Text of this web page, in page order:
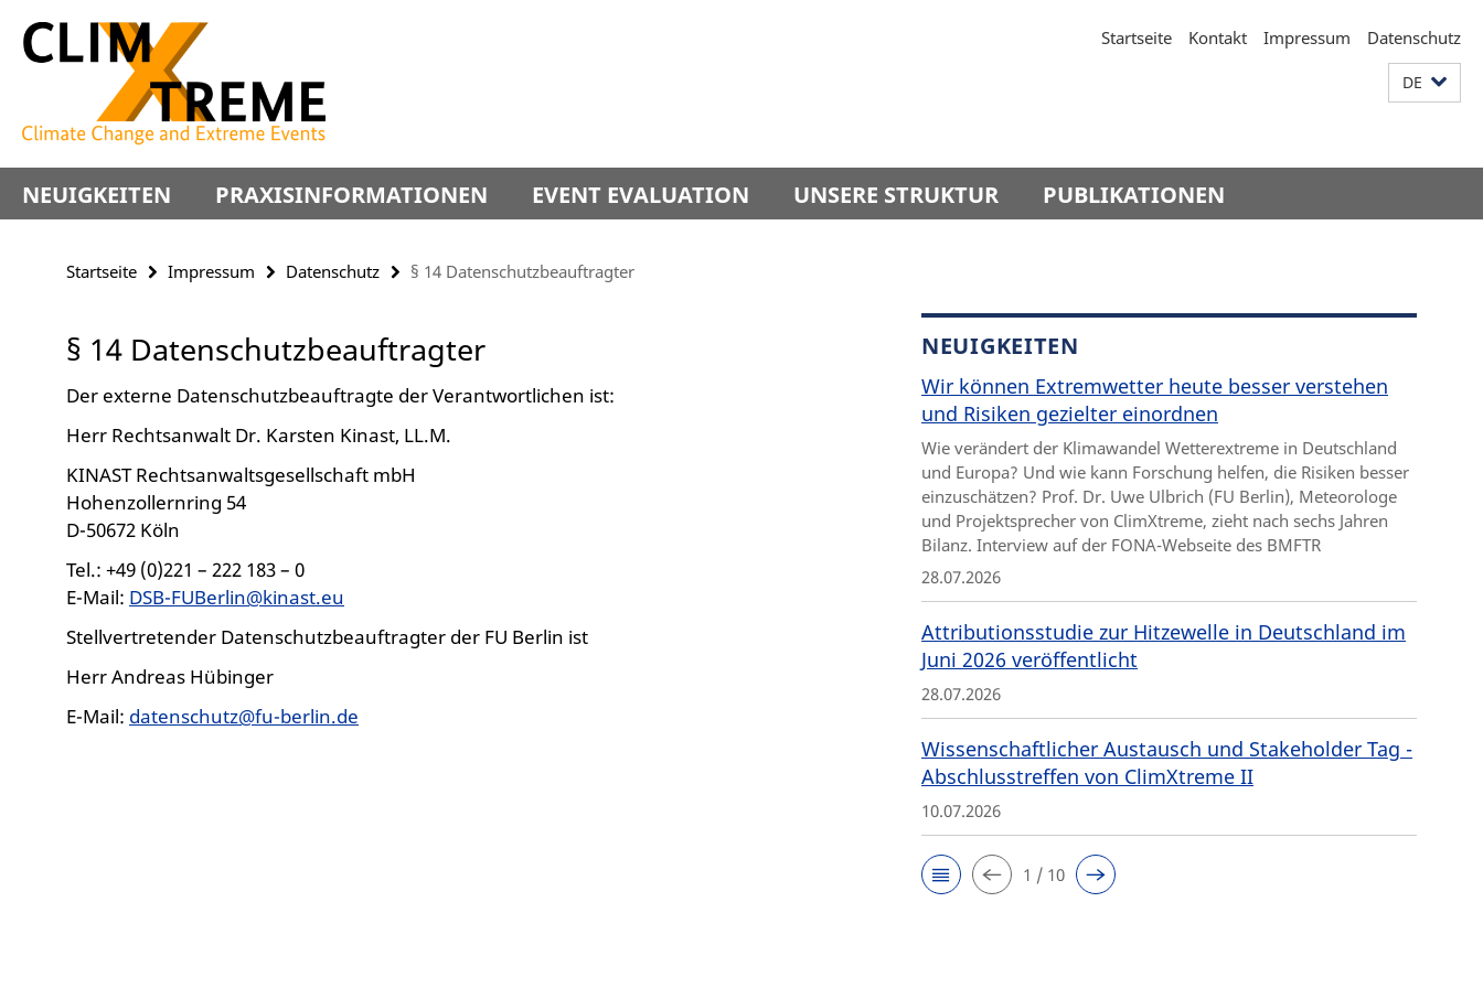
direkt
Service-
Navigation
Startseite Kontakt Impressum Datenschutz
DE
NEUIGKEITEN PRAXISINFORMATIONEN EVENT EVALUATION UNSERE STRUKTUR PUBLIKATIONEN
Startseite Impressum Datenschutz § 14 Datenschutzbeauftragter
§ 14 Datenschutzbeauftragter
Der externe Datenschutzbeauftragte der Verantwortlichen ist:
Herr Rechtsanwalt Dr. Karsten Kinast, LL.M.
KINAST Rechtsanwaltsgesellschaft mbH
Hohenzollernring 54
D-50672 Köln
Tel.: +49 (0)221 – 222 183 – 0
E-Mail: DSB-FUBerlin@kinast.eu
Stellvertretender Datenschutzbeauftragter der FU Berlin ist
Herr Andreas Hübinger
E-Mail: datenschutz@fu-berlin.de
NEUIGKEITEN
Wir können Extremwetter heute besser verstehen
und Risiken gezielter einordnen
Wie verändert der Klimawandel Wetterextreme in Deutschland
und Europa? Und wie kann Forschung helfen, die Risiken besser
einzuschätzen? Prof. Dr. Uwe Ulbrich (FU Berlin), Meteorologe
und Projektsprecher von ClimXtreme, zieht nach sechs Jahren
Bilanz. Interview auf der FONA-Webseite des BMFTR
28.07.2026
Attributionsstudie zur Hitzewelle in Deutschland im
Juni 2026 veröffentlicht
28.07.2026
Wissenschaftlicher Austausch und Stakeholder Tag -
Abschlusstreffen von ClimXtreme II
10.07.2026
1 / 10